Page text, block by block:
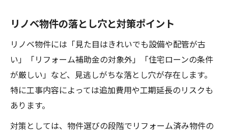
リノベ物件の落とし穴と対策ポイント
リノベ物件には「見た目はきれいでも設備や配管が古
い」「リフォーム補助金の対象外」「住宅ローンの条件
が厳しい」など、見逃しがちな落とし穴が存在します。
特に工事内容によっては追加費用や工期延長のリスクも
あります。
対策としては、物件選びの段階でリフォーム済み物件の